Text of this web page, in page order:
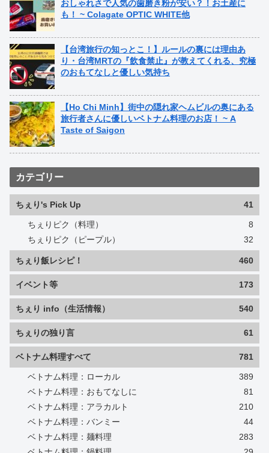
おしゃれさで人気の歯磨き粉が安い？！お土産に
も！ ~ Colagate OPTIC WHITE他
【台湾旅行の知っとこ！】ルールの裏には理由あ
り・台湾MRTの『飲食禁止』が教えてくれる、究極
のおもてなしと優しい気持ち
【Ho Chi Minh】街中の隠れ家ヘムビルの奥にある
旅行者さんに優しいベトナム料理のお店！ ~ A
Taste of Saigon
カテゴリー
ちぇり's Pick Up 41
ちぇりピク（料理）
8
ちぇりピク（ピープル）
32
ちぇり飯レシピ！ 460
イベント等 173
ちぇり info（生活情報） 540
ちぇりの独り言 61
ベトナム料理すべて 781
ベトナム料理：ローカル
389
ベトナム料理：おもてなしに
81
ベトナム料理：アラカルト
210
ベトナム料理：バンミー
44
ベトナム料理：麺料理
283